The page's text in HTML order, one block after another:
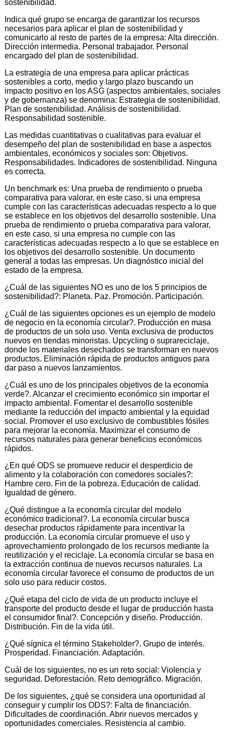
sostenibilidad.
Indica qué grupo se encarga de garantizar los recursos
necesarios para aplicar el plan de sostenibilidad y
comunicarlo al resto de partes de la empresa: Alta dirección.
Dirección intermedia. Personal trabajador. Personal
encargado del plan de sostenibilidad.
La estrategia de una empresa para aplicar prácticas
sostenibles a corto, medio y largo plazo buscando un
impacto positivo en los ASG (aspectos ambientales, sociales
y de gobernanza) se denomina: Estrategia de sostenibilidad.
Plan de sostenibilidad. Análisis de sostenibilidad.
Responsabilidad sostenible.
Las medidas cuantitativas o cualitativas para evaluar el
desempeño del plan de sostenibilidad en base a aspectos
ambientales, económicos y sociales son: Objetivos.
Responsabilidades. Indicadores de sostenibilidad. Ninguna
es correcta.
Un benchmark es: Una prueba de rendimiento o prueba
comparativa para valorar, en este caso, si una empresa
cumple con las características adecuadas respecto a lo que
se establece en los objetivos del desarrollo sostenible. Una
prueba de rendimiento o prueba comparativa para valorar,
en este caso, si una empresa no cumple con las
características adecuadas respecto a lo que se establece en
los objetivos del desarrollo sostenible. Un documento
general a todas las empresas. Un diagnóstico inicial del
estado de la empresa.
¿Cuál de las siguientes NO es uno de los 5 principios de
sostenibilidad?: Planeta. Paz. Promoción. Participación.
¿Cuál de las siguientes opciones es un ejemplo de modelo
de negocio en la economía circular?. Producción en masa
de productos de un solo uso. Venta exclusiva de productos
nuevos en tiendas minoristas. Upcycling o suprareciclaje,
donde los materiales desechados se transforman en nuevos
productos. Eliminación rápida de productos antiguos para
dar paso a nuevos lanzamientos.
¿Cuál es uno de los principales objetivos de la economía
verde?. Alcanzar el crecimiento económico sin importar el
impacto ambiental. Fomentar el desarrollo sostenible
mediante la reducción del impacto ambiental y la equidad
social. Promover el uso exclusivo de combustibles fósiles
para mejorar la economía. Maximizar el consumo de
recursos naturales para generar beneficios económicos
rápidos.
¿En qué ODS se promueve reducir el desperdicio de
alimento y la colaboración con comedores sociales?:
Hambre cero. Fin de la pobreza. Educación de calidad.
Igualdad de género.
¿Qué distingue a la economía circular del modelo
económico tradicional?. La economía circular busca
desechar productos rápidamente para incentivar la
producción. La economía circular promueve el uso y
aprovechamiento prolongado de los recursos mediante la
reutilización y el reciclaje. La economía circular se basa en
la extracción continua de nuevos recursos naturales. La
economía circular favorece el consumo de productos de un
solo uso para reducir costos.
¿Qué etapa del ciclo de vida de un producto incluye el
transporte del producto desde el lugar de producción hasta
el consumidor final?. Concepción y diseño. Producción.
Distribución. Fin de la vida útil.
¿Qué sígnica el término Stakeholder?. Grupo de interés.
Prosperidad. Financiación. Adaptación.
Cuál de los siguientes, no es un reto social: Violencia y
seguridad. Deforestación. Reto demográfico. Migración.
De los siguientes, ¿qué se considera una oportunidad al
conseguir y cumplir los ODS?: Falta de financiación.
Dificultades de coordinación. Abrir nuevos mercados y
oportunidades comerciales. Resistencia al cambio.